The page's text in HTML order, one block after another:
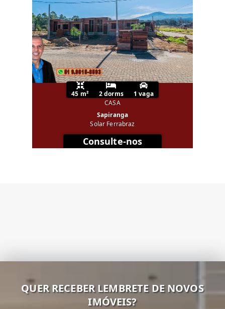
45 m² 2 dorms
1 vaga
CASA
Sapiranga
Solar Ferrabraz
Consulte-nos
QUER RECEBER LEMBRETE DE NOVOS
IMÓVEIS?